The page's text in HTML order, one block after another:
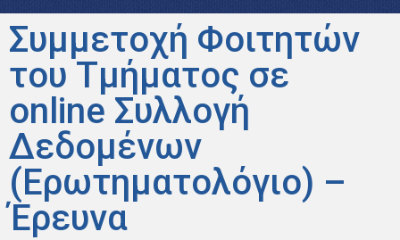
Συμμετοχή Φοιτητών
του Τμήματος σε
online Συλλογή
Δεδομένων
(Ερωτηματολόγιο) –
Έρευνα